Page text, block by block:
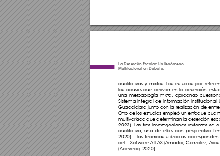
cualitativas y mixtas. Los estudios por
las causas que derivan en la deserción
una metodología mixta, aplicando
Sistema Integral de Información Institucional
Guadalajara junto con la realización de
Otro de los estudios empleó un enfoque
multivariada que determinan la deserción
2023). Las tres investigaciones restantes se
cualitativa; una de ellas con perspectiva
2020).  Las técnicas utilizadas
del   Software ATLAS (Amador, González,
(Acevedo, 2020).
La Deserción Escolar: Un Fenómeno
Multifactorial en Debate.